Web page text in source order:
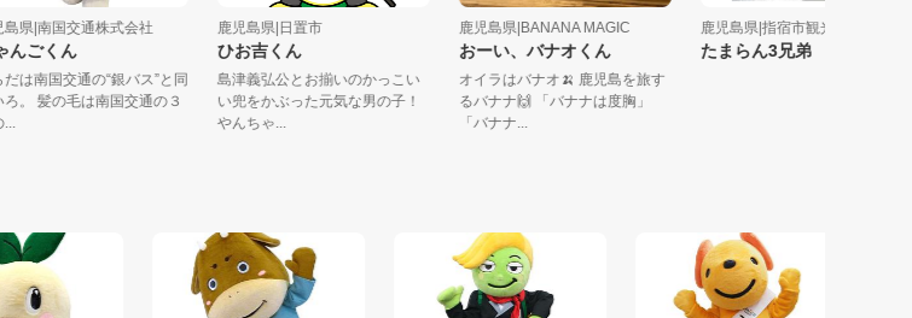
鹿児島県|南国交通株式会社
にゃんごくん
からだは南国交通の“銀バス”と同
じいろ。 髪の毛は南国交通の３
色の...
鹿児島県|日置市
ひお吉くん
島津義弘公とお揃いのかっこい
い兜をかぶった元気な男の子！
やんちゃ...
鹿児島県|BANANA MAGIC
おーい、バナオくん
オイラはバナオ🍌 鹿児島を旅す
るバナナ🙌 「バナナは度胸」
「バナナ...
鹿児島県|指宿市観光協会駅
たまらん3兄弟